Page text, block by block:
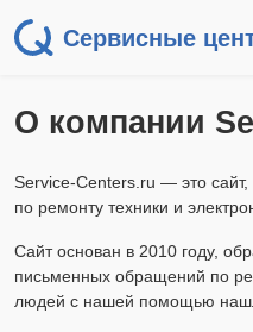
Сервисные
О компании
Service-Centers.ru — это
по ремонту техники и
Сайт основан в 2010 году,
письменных обращений по
людей с нашей помощью